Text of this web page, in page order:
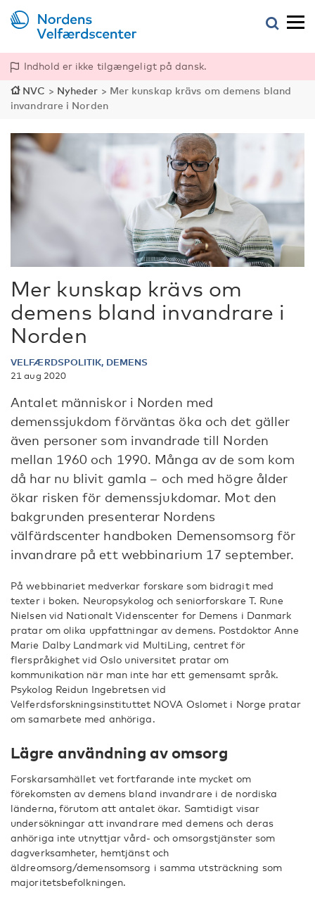
Indhold er ikke tilgængeligt på dansk.
NVC > Nyheder > Mer kunskap krävs om demens bland
invandrare i Norden
Mer kunskap krävs om
demens bland invandrare i
Norden
VELFÆRDSPOLITIK, DEMENS
21 aug 2020
Antalet människor i Norden med
demenssjukdom förväntas öka och det gäller
även personer som invandrade till Norden
mellan 1960 och 1990. Många av de som kom
då har nu blivit gamla – och med högre ålder
ökar risken för demenssjukdomar. Mot den
bakgrunden presenterar Nordens
välfärdscenter handboken Demensomsorg för
invandrare på ett webbinarium 17 september.
På webbinariet medverkar forskare som bidragit med
texter i boken. Neuropsykolog och seniorforskare T. Rune
Nielsen vid Nationalt Videnscenter for Demens i Danmark
pratar om olika uppfattningar av demens. Postdoktor Anne
Marie Dalby Landmark vid MultiLing, centret för
flerspråkighet vid Oslo universitet pratar om
kommunikation när man inte har ett gemensamt språk.
Psykolog Reidun Ingebretsen vid
Velferdsforskningsinstituttet NOVA Oslomet i Norge pratar
om samarbete med anhöriga.
Lägre användning av omsorg
Forskarsamhället vet fortfarande inte mycket om
förekomsten av demens bland invandrare i de nordiska
länderna, förutom att antalet ökar. Samtidigt visar
undersökningar att invandrare med demens och deras
anhöriga inte utnyttjar vård- och omsorgstjänster som
dagverksamheter, hemtjänst och
äldreomsorg/demensomsorg i samma utsträckning som
majoritetsbefolkningen.